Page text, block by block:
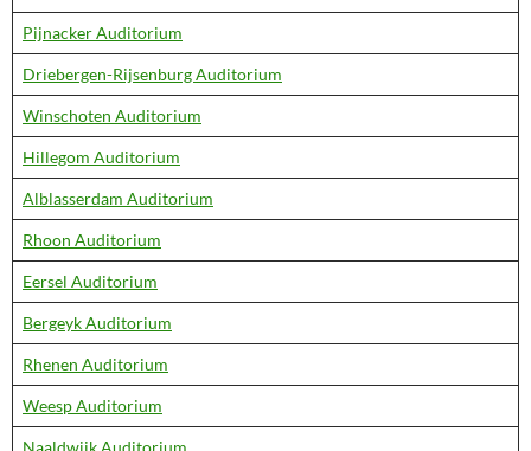
Pijnacker Auditorium
Driebergen-Rijsenburg Auditorium
Winschoten Auditorium
Hillegom Auditorium
Alblasserdam Auditorium
Rhoon Auditorium
Eersel Auditorium
Bergeyk Auditorium
Rhenen Auditorium
Weesp Auditorium
Naaldwijk Auditorium